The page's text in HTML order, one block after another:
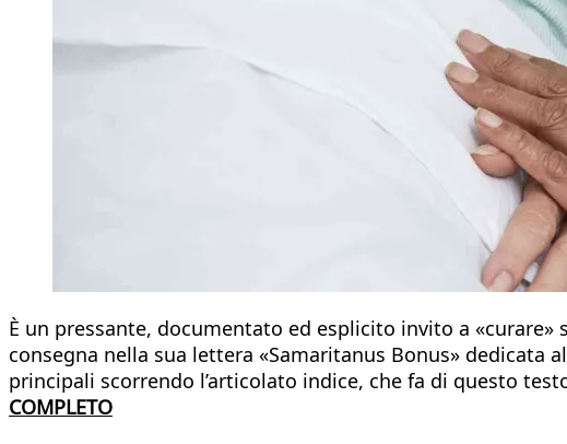
È un pressante, documentato ed esplicito invito a
consegna nella sua lettera «Samaritanus Bonus»
principali scorrendo l’articolato indice, che fa di questo
COMPLETO